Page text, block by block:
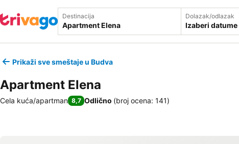
Destinacija Dolazak/odlazak
Izaberi datume
Prikaži sve smeštaje u Budva
Apartment Elena
Cela kuća/apartman 8,7 Odlično (broj ocena: 141)